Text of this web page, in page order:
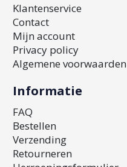
Klantenservice
Contact
Mijn account
Privacy policy
Algemene voorwaarden
Informatie
FAQ
Bestellen
Verzending
Retourneren